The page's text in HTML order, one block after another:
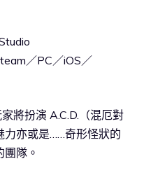
／PC／iOS／
將扮演 A.C.D.（混厄對
力亦或是……奇形怪狀的
隊。